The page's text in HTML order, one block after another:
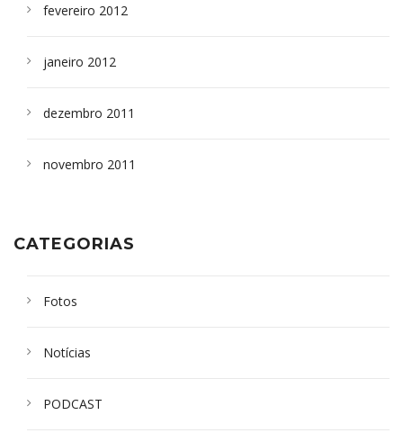
fevereiro 2012
janeiro 2012
dezembro 2011
novembro 2011
CATEGORIAS
Fotos
Notícias
PODCAST